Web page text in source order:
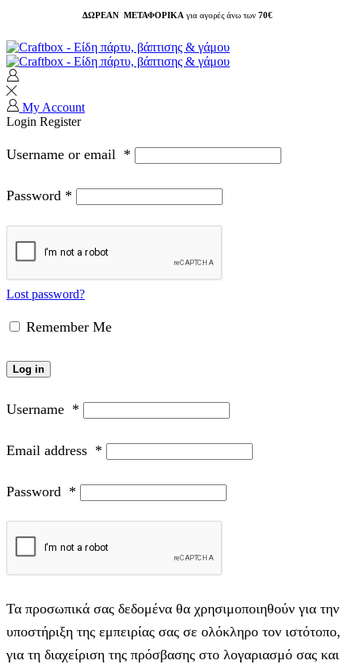
ΔΩΡΕΑΝ ΜΕΤΑΦΟΡΙΚΑ για αγορές άνω των 70€
My Account
Login Register
Username or email *
Password *
Lost password?
Remember Me
Log in
Username *
Email address *
Password *
Τα προσωπικά σας δεδομένα θα χρησιμοποιηθούν για την
υποστήριξη της εμπειρίας σας σε ολόκληρο τον ιστότοπο,
για τη διαχείριση της πρόσβασης στο λογαριασμό σας και